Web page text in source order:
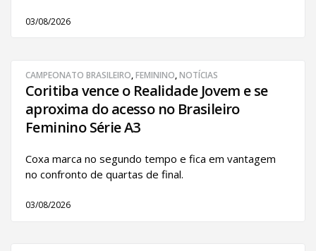
03/08/2026
CAMPEONATO BRASILEIRO,FEMININO,NOTÍCIAS
Coritiba vence o Realidade Jovem e se
aproxima do acesso no Brasileiro
Feminino Série A3
Coxa marca no segundo tempo e fica em vantagem
no confronto de quartas de final.
03/08/2026